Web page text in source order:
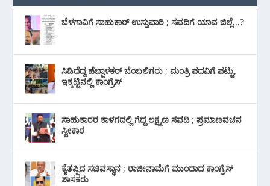
ಬೆಳಗಾವಿಗೆ ಸಾಹುಕಾರ್ ಉಸ್ತುವಾರಿ ; ಸವದಿಗೆ ಯಾವ ಜಿಲ್ಲೆ…?
ಸಿಡಿದೆದ್ದ ಹೆಬ್ಬಾಳಕರ್ ಬೆಂಬಲಿಗರು ; ಮಂತ್ರಿ ಪದವಿಗೆ ‌ಪಟ್ಟು,
ಇಕ್ಕಟ್ಟಿನಲ್ಲಿ ಕಾಂಗ್ರೆಸ್
ಸಾಹುಕಾರರ ಕಾಳಗದಲ್ಲಿ ಗೆದ್ದ ಲಕ್ಷ್ಮಣ ಸವದಿ ; ಪ್ರಮಾಣವಚನ
ಸ್ವೀಕಾರ
ಕೈತಪ್ಪಿದ ಸಚಿವಸ್ಥಾನ ; ರಾಜೀನಾಮೆಗೆ ಮುಂದಾದ ಕಾಂಗ್ರೆಸ್
‌ಶಾಸಕರು